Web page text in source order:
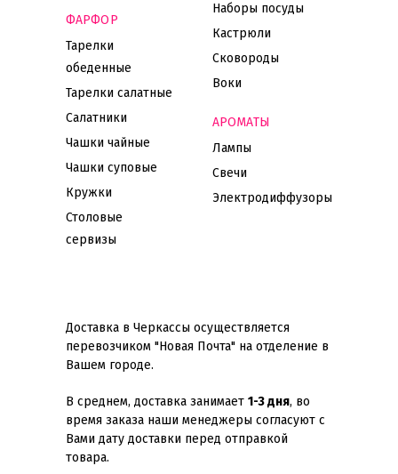
ФАРФОР
Тарелки
обеденные
Тарелки салатные
Салатники
Чашки чайные
Чашки суповые
Кружки
Столовые
сервизы
Наборы посуды
Кастрюли
Сковороды
Воки
АРОМАТЫ
Лампы
Свечи
Электродиффузоры
Доставка в Черкассы осуществляется
перевозчиком "Новая Почта" на отделение в
Вашем городе.
В среднем, доставка занимает 1-3 дня, во
время заказа наши менеджеры согласуют с
Вами дату доставки перед отправкой
товара.